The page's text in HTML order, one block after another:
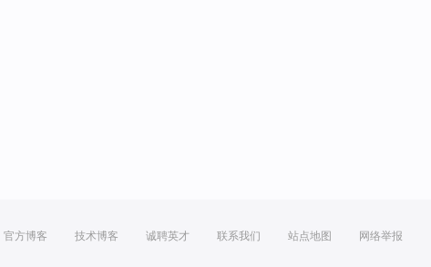
官方博客 技术博客 诚聘英才 联系我们 站点地图 网络举报